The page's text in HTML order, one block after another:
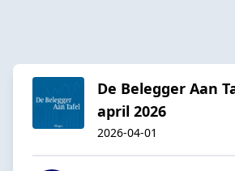
De Belegger Aan
april 2026
2026-04-01